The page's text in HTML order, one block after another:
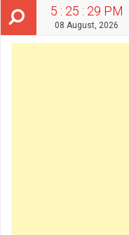
5 : 25 : 31 PM
08 August, 2026